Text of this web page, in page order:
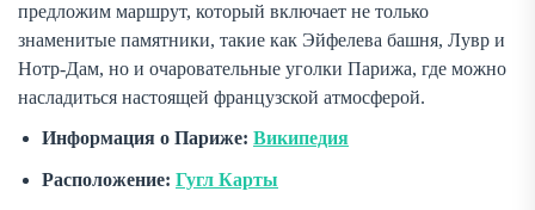
предложим маршрут, который включает не только
знаменитые памятники, такие как Эйфелева башня, Лувр и
Нотр-Дам, но и очаровательные уголки Парижа, где можно
насладиться настоящей французской атмосферой.
Информация о Париже: Википедия
Расположение: Гугл Карты